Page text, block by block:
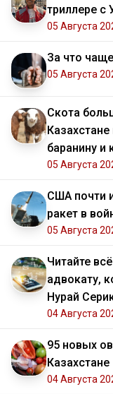
триллере
05 Августа
За что
05 Августа
Скота
баранину и
05 Августа
США почти
ракет в
05 Августа
Читайте
адвокату,
Нурай
04 Августа
95 новых
Казахстане
04 Августа